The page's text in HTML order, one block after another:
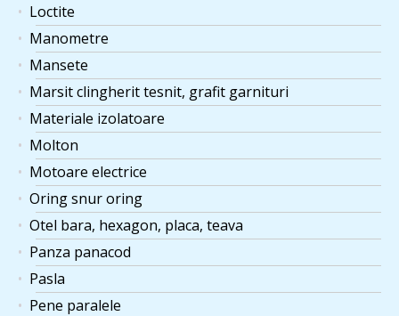
Loctite
Manometre
Mansete
Marsit clingherit tesnit, grafit garnituri
Materiale izolatoare
Molton
Motoare electrice
Oring snur oring
Otel bara, hexagon, placa, teava
Panza panacod
Pasla
Pene paralele